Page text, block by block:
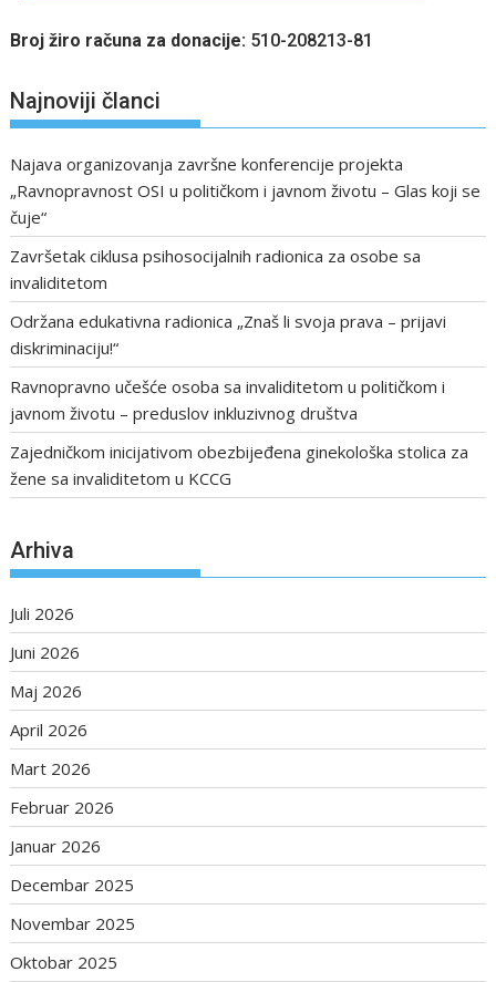
Broj žiro računa za donacije: 510-208213-81
Najnoviji članci
Najava organizovanja završne konferencije projekta
„Ravnopravnost OSI u političkom i javnom životu – Glas koji se
čuje“
Završetak ciklusa psihosocijalnih radionica za osobe sa
invaliditetom
Održana edukativna radionica „Znaš li svoja prava – prijavi
diskriminaciju!“
Ravnopravno učešće osoba sa invaliditetom u političkom i
javnom životu – preduslov inkluzivnog društva
Zajedničkom inicijativom obezbijeđena ginekološka stolica za
žene sa invaliditetom u KCCG
Arhiva
Juli 2026
Juni 2026
Maj 2026
April 2026
Mart 2026
Februar 2026
Januar 2026
Decembar 2025
Novembar 2025
Oktobar 2025